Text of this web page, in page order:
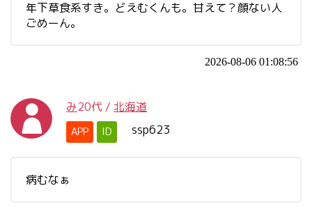
年下草食系すき。どえむくんも。甘えて？顔ない人
ごめーん。
2026-08-06 01:08:56
み20代 / 北海道
APP ID ssp623
病むなぁ